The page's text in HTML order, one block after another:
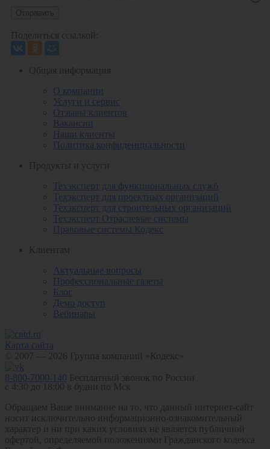
Поделиться ссылкой:
Общая информация
О компании
Услуги и сервис
Отзывы клиентов
Вакансии
Наши клиенты
Политика конфиденциальности
Продукты и услуги
Техэксперт для функциональных служб
Техэксперт для проектных организаций
Техэксперт для строительных организаций
Техэксперт Отраслевые системы
Правовые системы Кодекс
Клиентам
Актуальные вопросы
Профессиональные газеты
Блог
Демо доступ
Вебинары
Карта сайта
© 2007 — 2026 Группа компаний «Кодекс»
8-800-7000-140 Бесплатный звонок по России
с 4:30 до 18:00 в будни по Мск
Обращаем Ваше внимание на то, что данный интернет-сайт
носит исключительно информационно-ознакомительный
характер и ни при каких условиях не является публичной
офертой, определяемой положениями Гражданского кодекса